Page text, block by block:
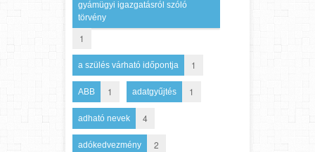
gyámügyi igazgatásról szóló
törvény
1
a szülés várható időpontja 1
ABB 1 adatgyűjtés 1
adható nevek 4
adókedvezmény 2